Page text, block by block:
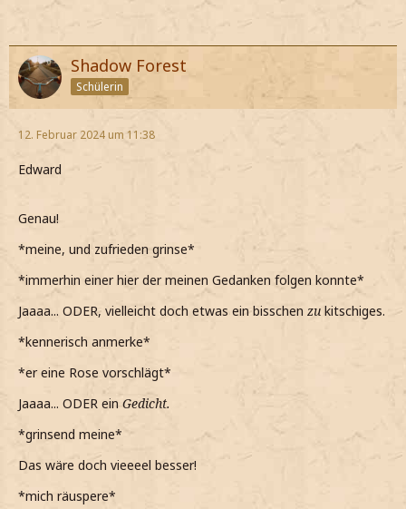
Shadow Forest
Schülerin
12. Februar 2024 um 11:38
Edward
Genau!
*meine, und zufrieden grinse*
*immerhin einer hier der meinen Gedanken folgen konnte*
Jaaaa... ODER, vielleicht doch etwas ein bisschen zu kitschiges.
*kennerisch anmerke*
*er eine Rose vorschlägt*
Jaaaa... ODER ein Gedicht.
*grinsend meine*
Das wäre doch vieeeel besser!
*mich räuspere*